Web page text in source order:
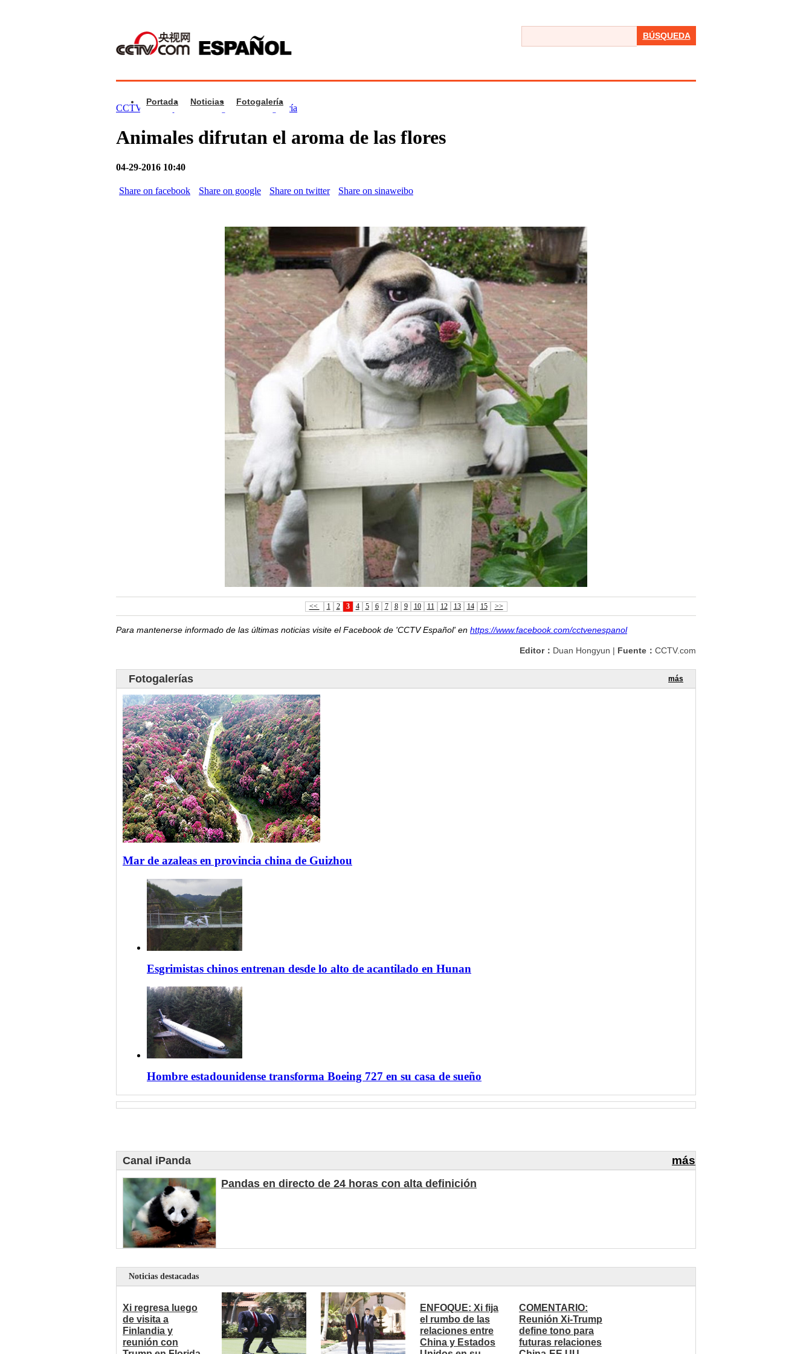
BÚSQUEDA
Portada Noticias Fotogalería
CCTV.com Español > Fotogalería>Fotogalería
Animales difrutan el aroma de las flores
04-29-2016 10:40
Share on facebook Share on google Share on twitter Share on sinaweibo
<< 1 2 3 4 5 6 7 8 9 10 11 12 13 14 15 >>
Para mantenerse informado de las últimas noticias visite el Facebook de 'CCTV Español' en https://www.facebook.com/cctvenespanol
Editor： Duan Hongyun | Fuente： CCTV.com
Fotogalerías más
Mar de azaleas en provincia china de Guizhou
Esgrimistas chinos entrenan desde lo alto de acantilado en Hunan
Hombre estadounidense transforma Boeing 727 en su casa de sueño
Canal iPanda más
Pandas en directo de 24 horas con alta definición
Noticias destacadas
Xi regresa luego
de visita a
Finlandia y
reunión con
ENFOQUE: Xi fija
el rumbo de las
relaciones entre
China y Estados
COMENTARIO:
Reunión Xi-Trump
define tono para
futuras relaciones